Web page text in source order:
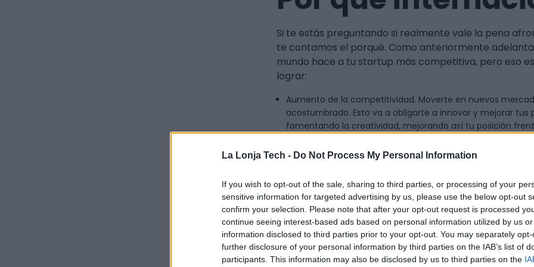
La Lonja Tech - Do Not Process My Personal Information
If you wish to opt-out of the sale, sharing to third parties, or processing of your
sensitive information for targeted advertising by us, please use the below opt-out
confirm your selection. Please note that after your opt-out request is processed
continue seeing interest-based ads based on personal information utilized by us
information disclosed to third parties prior to your opt-out. You may separately
further disclosure of your personal information by third parties on the IAB’s list of
participants. This information may also be disclosed by us to third parties on the
Si te estás preguntando si realmente vale la pena
te contamos el porqué. Como anteriormente
mundo hace a tu startup más competitiva, pero eso
lograr:
Aumento de la competitividad. Moverte en nuevos
acostumbrado. Esto va a obligarte a innovar y mejorar
fomentando la creatividad, mejorando así tu posición
Acceso a nuevos clientes. Lógicamente, al acceder a
base de clientes potenciales y aumentar tus ingresos,
mercado, lo que puede suponer ser un riesgo a largo
Mejorar la imagen de marca. Al internacionalizar tu
productos o servicios y que tienes capacidad para
reputación de tu marca a nivel global.
En definitiva, un proceso de internacionalización bien
los ingresos y en tu imagen de marca.